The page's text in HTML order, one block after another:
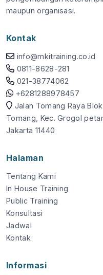
maupun organisasi.
Kontak
info@mkitraining.co.id
0811-8628-281
021-38774062
+6281288978457
Jalan Tomang Raya Blok
Tomang, Kec. Grogol
Jakarta 11440
Halaman
Tentang Kami
In House Training
Public Training
Konsultasi
Jadwal
Kontak
Informasi